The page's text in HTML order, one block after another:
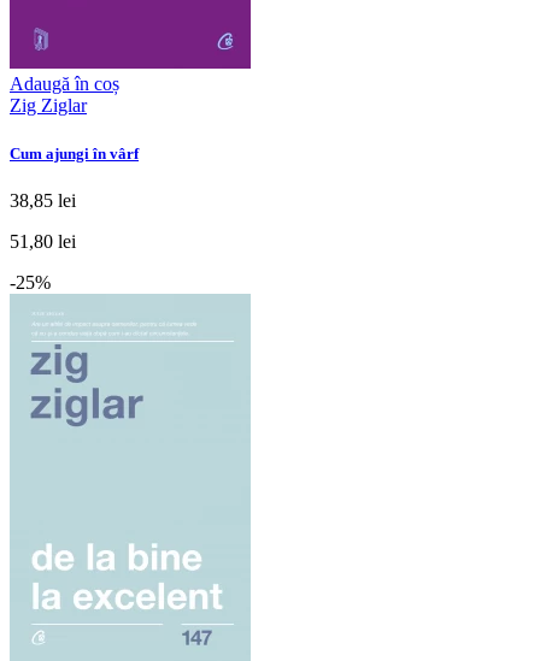
Adaugă în coș
Zig Ziglar
Cum ajungi în vârf
38,85 lei
51,80 lei
-25%